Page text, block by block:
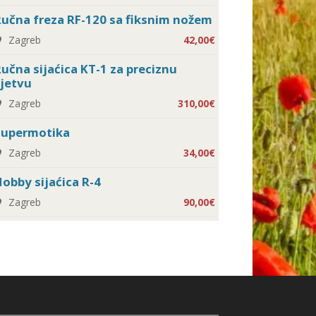
freza RF-120 sa fiksnim nožem
Zagreb 42,00€
sijaćica KT-1 za preciznu
Zagreb 310,00€
Zagreb 34,00€
sijaćica R-4
Zagreb 90,00€